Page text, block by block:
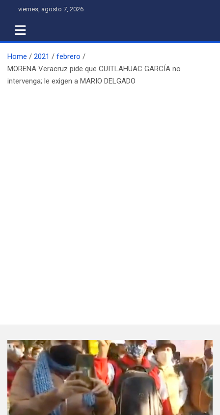
content
viernes, agosto 7, 2026
Home 2021
febrero
MORENA Veracruz pide que CUITLAHUAC GARCÍA no
intervenga; le exigen a MARIO DELGADO